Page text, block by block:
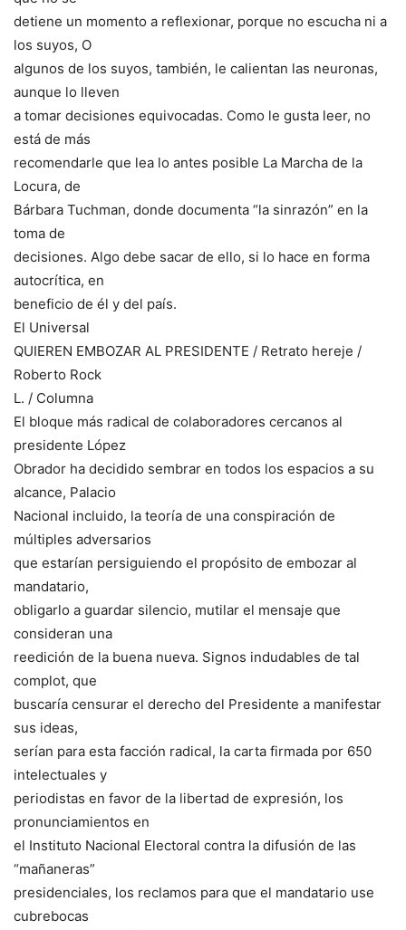
detiene un momento a reflexionar, porque no escucha ni a
los suyos, O
algunos de los suyos, también, le calientan las neuronas,
aunque lo lleven
a tomar decisiones equivocadas. Como le gusta leer, no
está de más
recomendarle que lea lo antes posible La Marcha de la
Locura, de
Bárbara Tuchman, donde documenta “la sinrazón” en la
toma de
decisiones. Algo debe sacar de ello, si lo hace en forma
autocrítica, en
beneficio de él y del país.
El Universal
QUIEREN EMBOZAR AL PRESIDENTE / Retrato hereje /
Roberto Rock
L. / Columna
El bloque más radical de colaboradores cercanos al
presidente López
Obrador ha decidido sembrar en todos los espacios a su
alcance, Palacio
Nacional incluido, la teoría de una conspiración de
múltiples adversarios
que estarían persiguiendo el propósito de embozar al
mandatario,
obligarlo a guardar silencio, mutilar el mensaje que
consideran una
reedición de la buena nueva. Signos indudables de tal
complot, que
buscaría censurar el derecho del Presidente a manifestar
sus ideas,
serían para esta facción radical, la carta firmada por 650
intelectuales y
periodistas en favor de la libertad de expresión, los
pronunciamientos en
el Instituto Nacional Electoral contra la difusión de las
“mañaneras”
presidenciales, los reclamos para que el mandatario use
cubrebocas